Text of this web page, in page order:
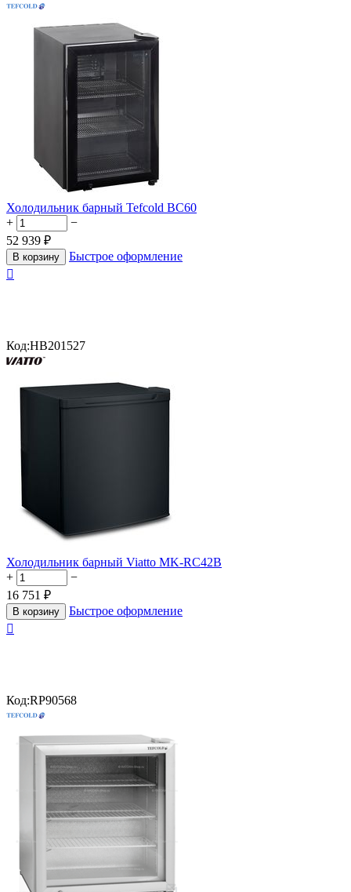
Холодильник барный Tefcold BC60
+
−
52 939 ₽
В корзину
Быстрое оформление

Код:HB201527
Холодильник барный Viatto MK-RC42B
+
−
16 751 ₽
В корзину
Быстрое оформление

Код:RP90568